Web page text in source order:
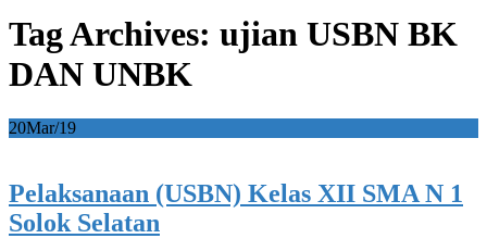
Tag Archives: ujian USBN BK
DAN UNBK
20Mar/19
Pelaksanaan (USBN) Kelas XII SMA N 1
Solok Selatan